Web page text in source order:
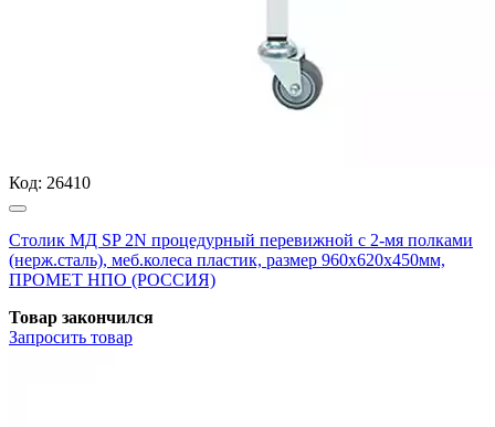
Код: 26410
Столик МД SP 2N процедурный перевижной с 2-мя полками
(нерж.сталь), меб.колеса пластик, размер 960x620x450мм,
ПРОМЕТ НПО (РОССИЯ)
Товар закончился
Запросить товар